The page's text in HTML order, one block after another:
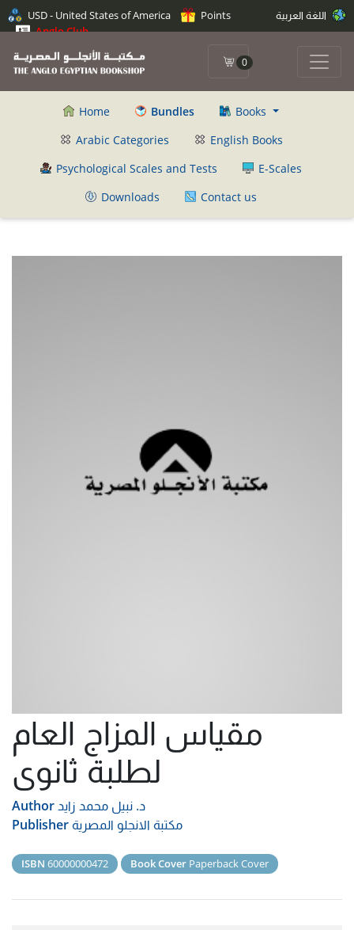
USD - United States of America
Points
Anglo Club
0
Home Bundles
Books
Arabic Categories
English Books
Psychological Scales and Tests
E-Scales
Downloads
Contact us
مقياس المزاج العام
لطلبة ثانوى
Authorد. نبيل محمد زايد
Publisher مكتبة الانجلو المصرية
ISBN 60000000472 Book Cover Paperback Cover